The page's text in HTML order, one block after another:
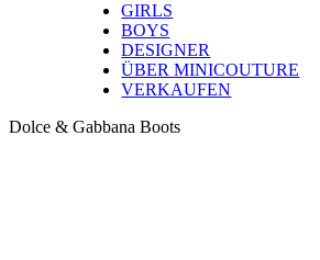
GIRLS
BOYS
DESIGNER
ÜBER MINICOUTURE
VERKAUFEN
Dolce & Gabbana Boots